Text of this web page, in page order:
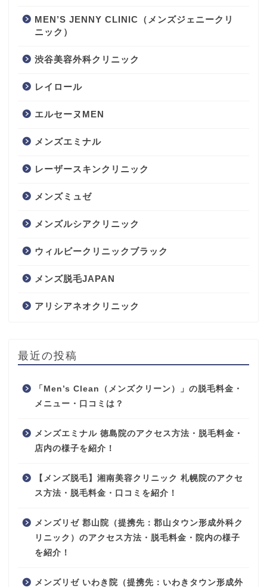
MEN’S JENNY CLINIC（メンズジェニークリ
ニック）
渋谷美容外科クリニック
レイロール
エルセーヌMEN
メンズエミナル
レーザースキンクリニック
メンズミュゼ
メンズルシアクリニック
ウィルビークリニックブラック
メンズ脱毛JAPAN
アリシアネオクリニック
最近の投稿
「Men’s Clean（メンズクリーン）」の脱毛料金・
メニュー・口コミは？
メンズエミナル 徳島院のアクセス方法・脱毛料金・
店内の様子を紹介！
【メンズ脱毛】湘南美容クリニック 札幌院のアクセ
ス方法・脱毛料金・口コミを紹介！
メンズリゼ 郡山院（提携先：郡山タウン形成外科ク
リニック）のアクセス方法・脱毛料金・院内の様子
を紹介！
メンズリゼ いわき院（提携先：いわきタウン形成外